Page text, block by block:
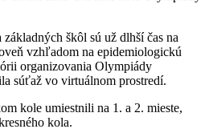
škôl sú už dlhší čas na
vzhľadom na epidemiologickú
organizovania Olympiády
súťaž vo virtuálnom prostredí.
kole umiestnili na 1. a 2. mieste,
kola.